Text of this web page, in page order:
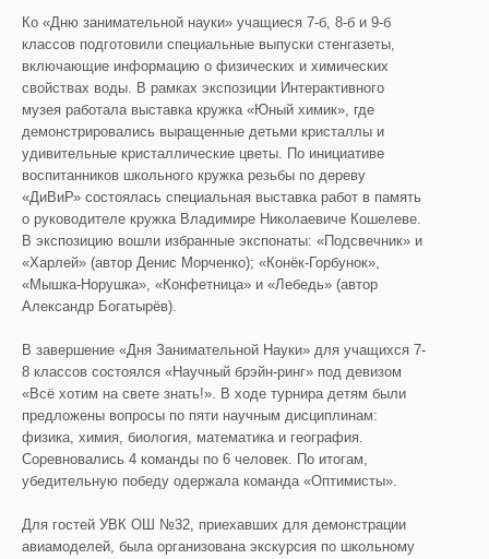
Ко «Дню занимательной науки» учащиеся 7-б, 8-б и 9-б
классов подготовили специальные выпуски стенгазеты,
включающие информацию о физических и химических
свойствах воды. В рамках экспозиции Интерактивного
музея работала выставка кружка «Юный химик», где
демонстрировались выращенные детьми кристаллы и
удивительные кристаллические цветы. По инициативе
воспитанников школьного кружка резьбы по дереву
«ДиВиР» состоялась специальная выставка работ в память
о руководителе кружка Владимире Николаевиче Кошелеве.
В экспозицию вошли избранные экспонаты: «Подсвечник» и
«Харлей» (автор Денис Морченко); «Конёк-Горбунок»,
«Мышка-Норушка», «Конфетница» и «Лебедь» (автор
Александр Богатырёв).
В завершение «Дня Занимательной Науки» для учащихся 7-
8 классов состоялся «Научный брэйн-ринг» под девизом
«Всё хотим на свете знать!». В ходе турнира детям были
предложены вопросы по пяти научным дисциплинам:
физика, химия, биология, математика и география.
Соревновались 4 команды по 6 человек. По итогам,
убедительную победу одержала команда «Оптимисты».
Для гостей УВК ОШ №32, приехавших для демонстрации
авиамоделей, была организована экскурсия по школьному